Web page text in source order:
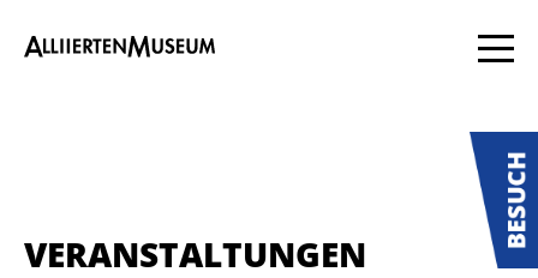
VERANSTALTUNGEN